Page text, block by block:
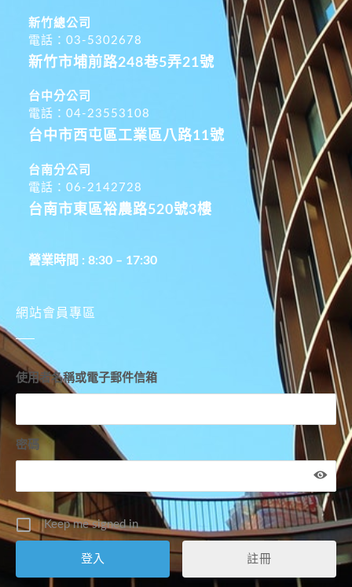
新竹總公司
電話：03-5302678
新竹市埔前路248巷5弄21號
台中分公司
電話：04-23553108
台中市西屯區工業區八路11號
台南分公司
電話：06-2142728
台南市東區裕農路520號3樓
營業時間 : 8:30 – 17:30
網站會員專區
使用者名稱或電子郵件信箱
密碼
Keep me signed in
註冊